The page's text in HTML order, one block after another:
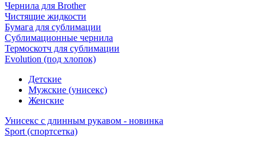
Чернила для Brother
Чистящие жидкости
Бумага для сублимации
Сублимационные чернила
Термоскотч для сублимации
Evolution (под хлопок)
Детские
Мужские (унисекс)
Женские
Унисекс с длинным рукавом - новинка
Sport (спортсетка)